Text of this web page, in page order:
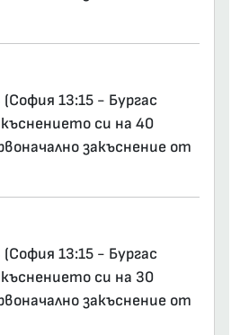
13:15 - Бургас
си на 40
закъснение от
13:15 - Бургас
си на 30
закъснение от